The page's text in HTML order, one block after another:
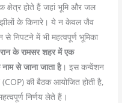
क्षेत्र होते हैं जहां भूमि और जल
के किनारे। ये न केवल जैव
से निपटने में भी महत्वपूर्ण भूमिका
के रामसर शहर में एक
से जाना जाता है। इस कन्वेंशन
की बैठक आयोजित होती है,
निर्णय लेते हैं।